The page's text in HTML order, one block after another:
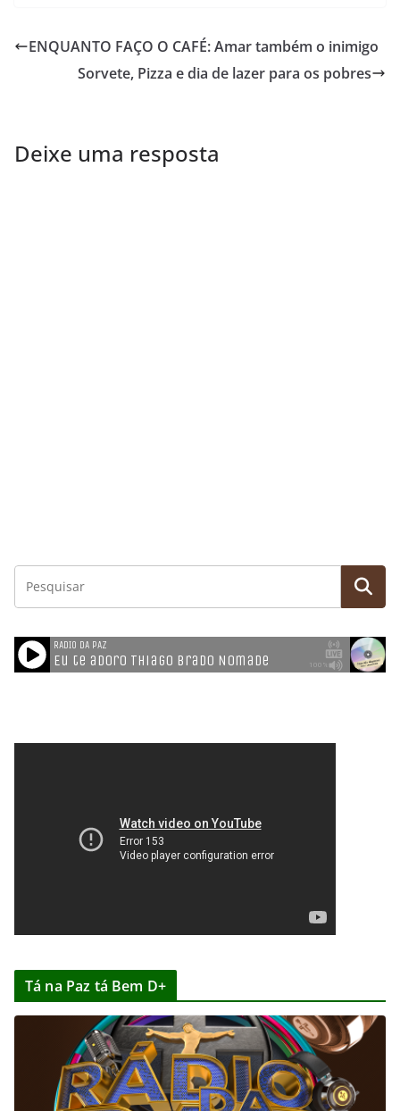
ENQUANTO FAÇO O CAFÉ: Amar também o inimigo
Sorvete, Pizza e dia de lazer para os pobres
Deixe uma resposta
Tá na Paz tá Bem D+